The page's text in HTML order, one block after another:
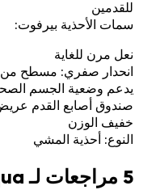
للقدمين
سمات الأحذية بيرفوت:
نعل مرن للغاية
انحدار صفري: مسطح من
يدعم وضعية الجسم
صندوق أصابع القدم
خفيف الوزن
النوع: أحذية المشي
5 مراجعات لـ